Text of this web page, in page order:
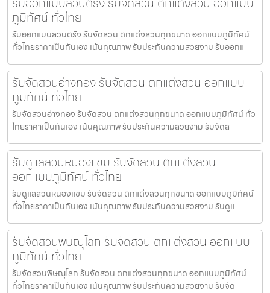
ภูมิทัศน์ ทั่วไทย
รับออกแบบสวนตรัง รับจัดสวน ตกแต่งสวนทุกขนาด ออกแบบภูมิทัศน์
ทั่วไทยราคาเป็นกันเอง เน้นคุณภาพ รับประกันความสวยงาม รับออกแ
รับจัดสวนอ่างทอง รับจัดสวน ตกแต่งสวน ออกแบบ
ภูมิทัศน์ ทั่วไทย
รับจัดสวนอ่างทอง รับจัดสวน ตกแต่งสวนทุกขนาด ออกแบบภูมิทัศน์ ทั่ว
ไทยราคาเป็นกันเอง เน้นคุณภาพ รับประกันความสวยงาม รับจัดส
รับดูแลสวนหนองแขม รับจัดสวน ตกแต่งสวน
ออกแบบภูมิทัศน์ ทั่วไทย
รับดูแลสวนหนองแขม รับจัดสวน ตกแต่งสวนทุกขนาด ออกแบบภูมิทัศน์
ทั่วไทยราคาเป็นกันเอง เน้นคุณภาพ รับประกันความสวยงาม รับดูแ
รับจัดสวนพิษณุโลก รับจัดสวน ตกแต่งสวน ออกแบบ
ภูมิทัศน์ ทั่วไทย
รับจัดสวนพิษณุโลก รับจัดสวน ตกแต่งสวนทุกขนาด ออกแบบภูมิทัศน์
ทั่วไทยราคาเป็นกันเอง เน้นคุณภาพ รับประกันความสวยงาม รับจัด